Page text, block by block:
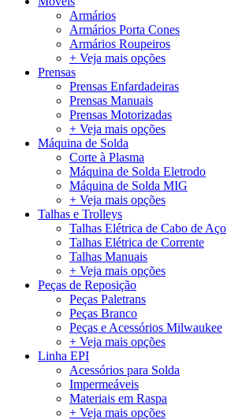
Armários
Armários Porta Cones
Armários Roupeiros
+ Veja mais opções
Prensas
Prensas Enfardadeiras
Prensas Manuais
Prensas Motorizadas
+ Veja mais opções
Máquina de Solda
Corte à Plasma
Máquina de Solda Eletrodo
Máquina de Solda MIG
+ Veja mais opções
Talhas e Trolleys
Talhas Elétrica de Cabo de Aço
Talhas Elétrica de Corrente
Talhas Manuais
+ Veja mais opções
Peças de Reposição
Peças Paletrans
Peças Branco
Peças e Acessórios Milwaukee
+ Veja mais opções
Linha EPI
Acessórios para Solda
Impermeáveis
Materiais em Raspa
+ Veja mais opções